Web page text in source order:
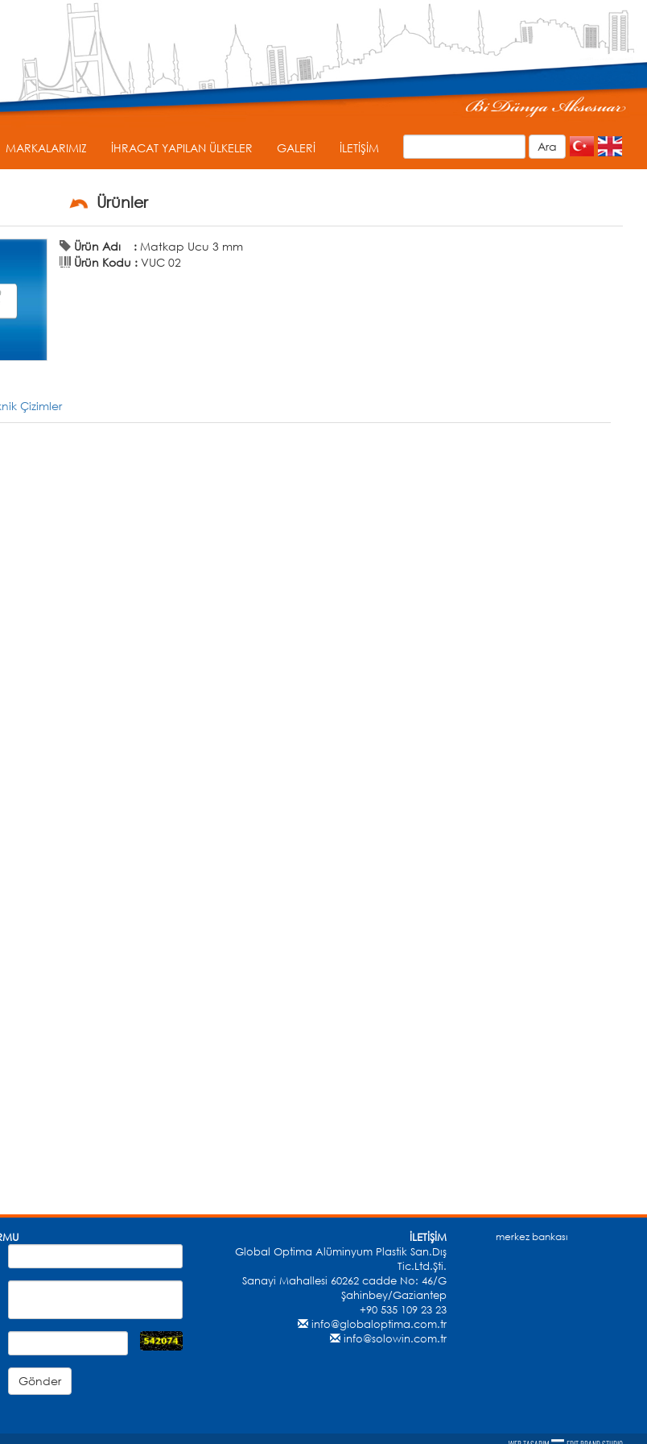
MARKALARIMIZ İHRACAT YAPILAN ÜLKELER GALERİ İLETİŞİM
Ürünler
Ürün Adı : Matkap Ucu 3 mm
Ürün Kodu : VUC 02
Çizimler
İLETİŞİM
Global Optima Alüminyum Plastik San.Dış
Tic.Ltd.Şti.
Sanayi Mahallesi 60262 cadde No: 46/G
Şahinbey/Gaziantep
+90 535 109 23 23
info@globaloptima.com.tr
info@solowin.com.tr
merkez bankası